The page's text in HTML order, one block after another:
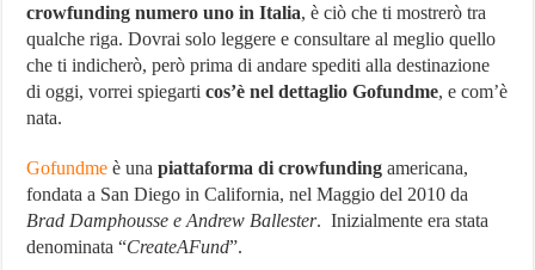
il
Sito
di
Crowdfunding
n°1
crowfunding numero uno in Italia, è ciò che ti mostrerò tra
qualche riga. Dovrai solo leggere e consultare al meglio quello
che ti indicherò, però prima di andare spediti alla destinazione
di oggi, vorrei spiegarticos’è nel dettaglio Gofundme, e com’è
nata.
Gofundme è unapiattaforma di crowfunding americana,
fondata a San Diego in California, nel Maggio del 2010 da
Brad Damphousse e Andrew Ballester. Inizialmente era stata
denominata “CreateAFund”.